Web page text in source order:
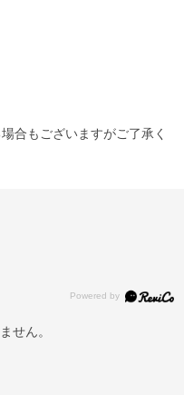
合もございますがご了承く
せん。